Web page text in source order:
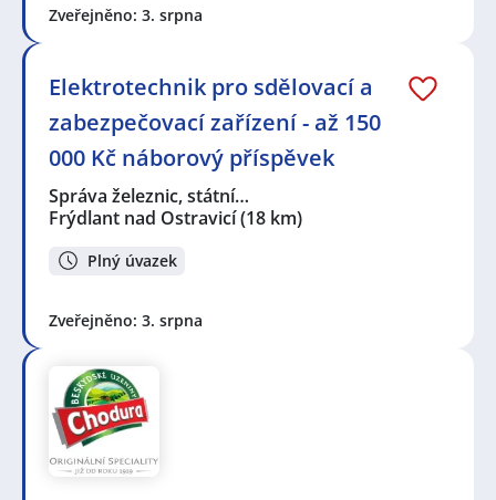
Zveřejněno: 3. srpna
Elektrotechnik pro sdělovací a
zabezpečovací zařízení - až 150
000 Kč náborový příspěvek
Správa železnic, státní…
Frýdlant nad Ostravicí(18 km)
Plný úvazek
Zveřejněno: 3. srpna